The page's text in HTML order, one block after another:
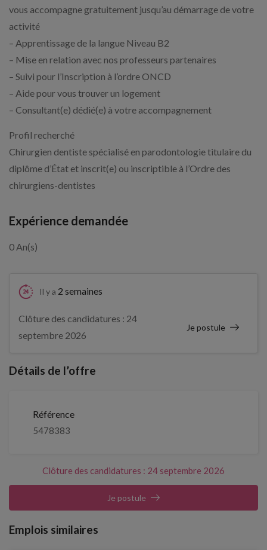
vous accompagne gratuitement jusqu’au démarrage de votre
activité
– Apprentissage de la langue Niveau B2
– Mise en relation avec nos professeurs partenaires
– Suivi pour l’Inscription à l’ordre ONCD
– Aide pour vous trouver un logement
– Consultant(e) dédié(e) à votre accompagnement
Profil recherché
Chirurgien dentiste spécialisé en parodontologie titulaire du
diplôme d’État et inscrit(e) ou inscriptible à l’Ordre des
chirurgiens-dentistes
Expérience demandée
0 An(s)
Il y a 2 semaines
Clôture des candidatures : 24
septembre 2026
Je postule
Détails de l’offre
Référence
5478383
Clôture des candidatures : 24 septembre 2026
Je postule
Emplois similaires